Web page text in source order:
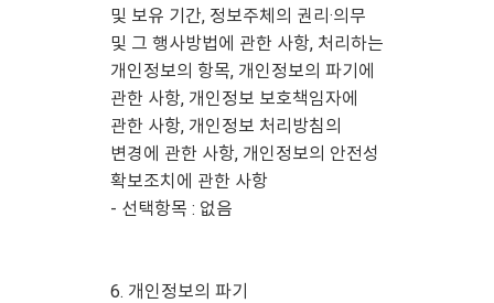
및 보유 기간, 정보주체의 권리·의무
및 그 행사방법에 관한 사항, 처리하는
개인정보의 항목, 개인정보의 파기에
관한 사항, 개인정보 보호책임자에
관한 사항, 개인정보 처리방침의
변경에 관한 사항, 개인정보의 안전성
확보조치에 관한 사항
- 선택항목 : 없음
6. 개인정보의 파기